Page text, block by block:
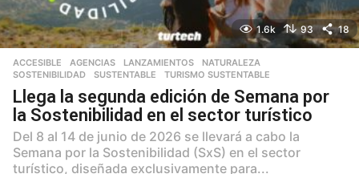
1.6k 93 18
ACCESIBLE ,AGENCIAS ,LANZAMIENTOS ,NATURALEZA
SOSTENIBILIDAD
,SUSTENTABLE ,TURISMO SUSTENTABLE
Llega la segunda edición de Semana por
la Sostenibilidad en el sector turístico
Del 8 al 14 de junio de 2026 se llevará a cabo la
Semana por la Sostenibilidad (SxS) en el sector
turístico, diseñada exclusivamente para...